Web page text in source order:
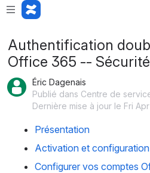
Authentification
Office 365 --
Éric Dagenais
Publié dans Centre de
Dernière mise à jour le Fri
Présentation
Activation et configuration
Configurer vos comptes